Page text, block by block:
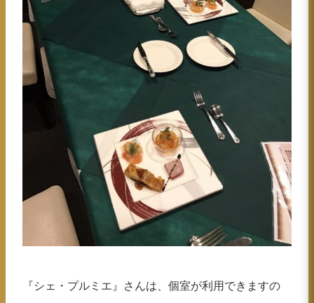
『シェ・プルミエ』さんは、個室が利用できますの